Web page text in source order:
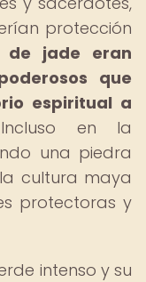
protección
de jade eran
que
espiritual a
en la
una piedra
cultura maya
protectoras y
intenso y su